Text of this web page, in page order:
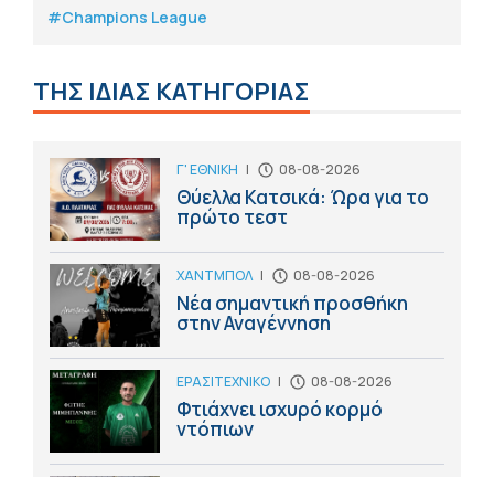
#Champions League
ΤΗΣ ΙΔΙΑΣ ΚΑΤΗΓΟΡΙΑΣ
Γ' ΕΘΝΙΚΗ | 08-08-2026
Θύελλα Κατσικά: Ώρα για το
πρώτο τεστ
ΧΑΝΤΜΠΟΛ | 08-08-2026
Νέα σημαντική προσθήκη
στην Αναγέννηση
ΕΡΑΣΙΤΕΧΝΙΚΟ | 08-08-2026
Φτιάχνει ισχυρό κορμό
ντόπιων